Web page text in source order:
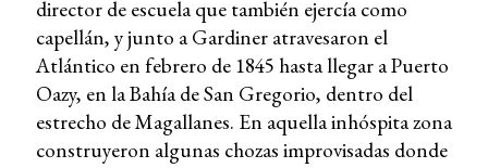
director de escuela que también ejercía como
capellán, y junto a Gardiner atravesaron el
Atlántico en febrero de 1845 hasta llegar a Puerto
Oazy, en la Bahía de San Gregorio, dentro del
estrecho de Magallanes. En aquella inhóspita zona
construyeron algunas chozas improvisadas donde